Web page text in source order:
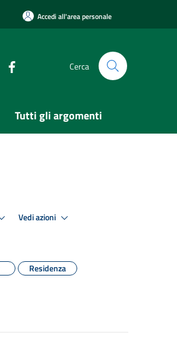
Accedi all'area personale
Cerca
Tutti gli argomenti
Vedi azioni
Residenza